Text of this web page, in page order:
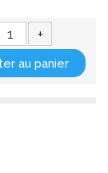
+
au panier